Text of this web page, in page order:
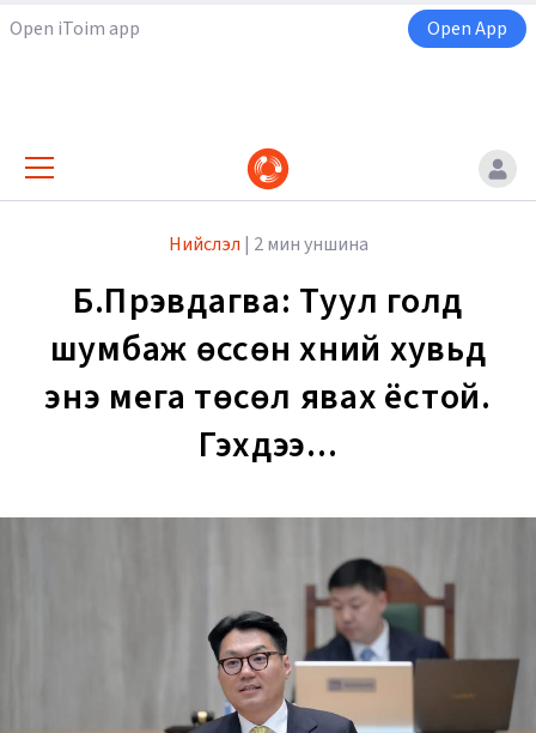
Open iToim app Open App
Нийслэл | 2 мин уншина
Б.Пүрэвдагва: Туул голд
шумбаж өссөн хүний хувьд
энэ мега төсөл явах ёстой.
Гэхдээ...